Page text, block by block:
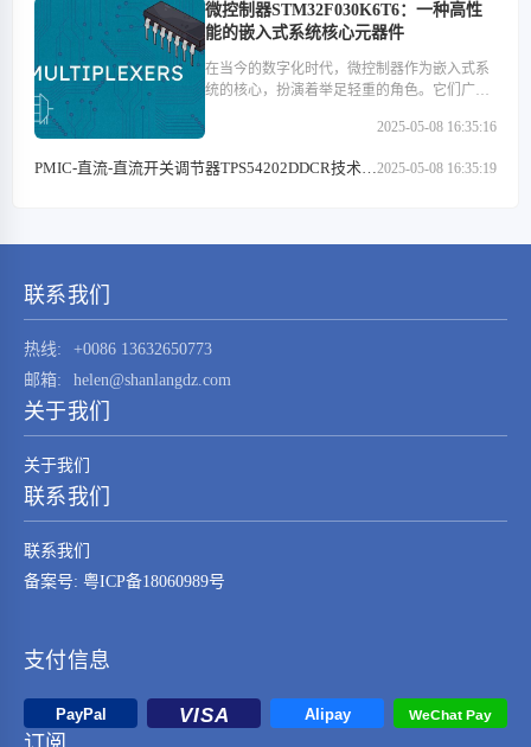
微控制器STM32F030K6T6：一种高性
能的嵌入式系统核心元器件
在当今的数字化时代，微控制器作为嵌入式系
统的核心，扮演着举足轻重的角色。它们广泛
类电子产品以及通信设备等多个领域。在这些
功耗和丰富的外设接口等特点，成为了众多开
2025-05-08 16:35:16
PMIC-直流-直流开关调节器TPS54202DDCR技术特2025-05-08 16:35:19
联系我们
热线:
+0086 13632650773
邮箱:
helen@shanlangdz.com
关于我们
关于我们
联系我们
联系我们
备案号: 粤ICP备18060989号
支付信息